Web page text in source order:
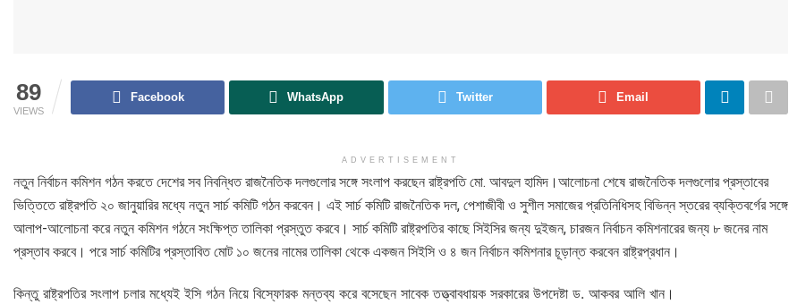
89
VIEWS
Facebook WhatsApp Twitter Email
ADVERTISEMENT
নতুন নির্বাচন কমিশন গঠন করতে দেশের সব নিবন্ধিত রাজনৈতিক দলগুলোর সঙ্গে সংলাপ করছেন রাষ্ট্রপতি মো. আবদুল হামিদ।আলোচনা শেষে রাজনৈতিক দলগুলোর প্রস্তাবের
ভিত্তিতে রাষ্ট্রপতি ২০ জানুয়ারির মধ্যে নতুন সার্চ কমিটি গঠন করবেন। এই সার্চ কমিটি রাজনৈতিক দল, পেশাজীবী ও সুশীল সমাজের প্রতিনিধিসহ বিভিন্ন স্তরের ব্যক্তিবর্গের সঙ্গে
আলাপ-আলোচনা করে নতুন কমিশন গঠনে সংক্ষিপ্ত তালিকা প্রস্তুত করবে। সার্চ কমিটি রাষ্ট্রপতির কাছে সিইসির জন্য দুইজন, চারজন নির্বাচন কমিশনারের জন্য ৮ জনের নাম
প্রস্তাব করবে। পরে সার্চ কমিটির প্রস্তাবিত মোট ১০ জনের নামের তালিকা থেকে একজন সিইসি ও ৪ জন নির্বাচন কমিশনার চূড়ান্ত করবেন রাষ্ট্রপ্রধান।
কিন্তু রাষ্ট্রপতির সংলাপ চলার মধ্যেই ইসি গঠন নিয়ে বিস্ফোরক মন্তব্য করে বসেছেন সাবেক তত্ত্বাবধায়ক সরকারের উপদেষ্টা ড. আকবর আলি খান।